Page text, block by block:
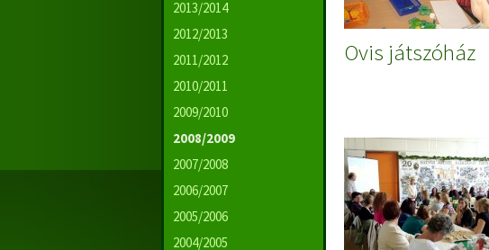
2013/2014
2012/2013
2011/2012
2010/2011
2009/2010
2008/2009
2007/2008
2006/2007
2005/2006
2004/2005
Ovis játszóház